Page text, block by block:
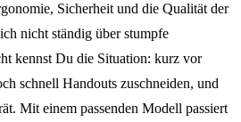
Sicherheit und die Qualität der
nicht ständig über stumpfe
kennst Du die Situation: kurz vor
schnell Handouts zuschneiden, und
Mit einem passenden Modell passiert